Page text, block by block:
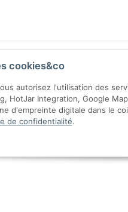
cookies&co
autorisez l'utilisation des
HotJar Integration, Google
d'empreinte digitale dans le
de confidentialité.